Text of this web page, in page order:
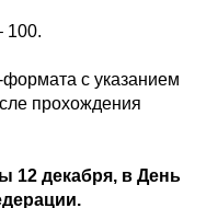
100.
с указанием
прохождения
12 декабря, в День